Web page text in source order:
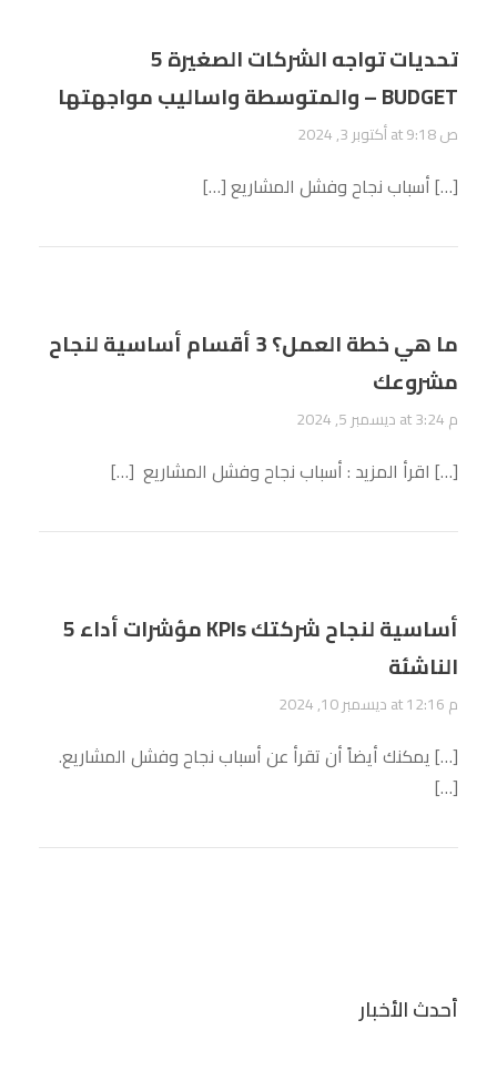
5 تحديات تواجه الشركات الصغيرة
والمتوسطة واساليب مواجهتها – BUDGET
أكتوبر 3, 2024 at 9:18 ص
[…] أسباب نجاح وفشل المشاريع […]
ما هي خطة العمل؟ 3 أقسام أساسية لنجاح
مشروعك
ديسمبر 5, 2024 at 3:24 م
[…] اقرأ المزيد : أسباب نجاح وفشل المشاريع […]
5 مؤشرات أداء KPIs أساسية لنجاح شركتك
الناشئة
ديسمبر 10, 2024 at 12:16 م
[…] يمكنك أيضاً أن تقرأ عن أسباب نجاح وفشل المشاريع.
[…]
أحدث الأخبار